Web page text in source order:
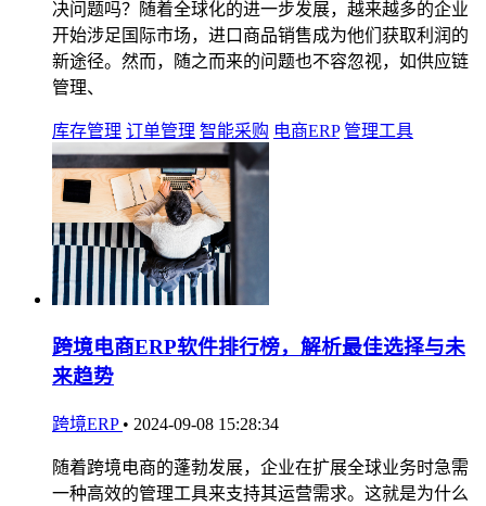
决问题吗？随着全球化的进一步发展，越来越多的企业
开始涉足国际市场，进口商品销售成为他们获取利润的
新途径。然而，随之而来的问题也不容忽视，如供应链
管理、
库存管理 订单管理 智能采购 电商ERP 管理工具
跨境电商ERP软件排行榜，解析最佳选择与未
来趋势
跨境ERP • 2024-09-08 15:28:34
随着跨境电商的蓬勃发展，企业在扩展全球业务时急需
一种高效的管理工具来支持其运营需求。这就是为什么